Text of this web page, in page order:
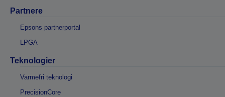
Partnere
Epsons partnerportal
LPGA
Teknologier
Varmefri teknologi
PrecisionCore